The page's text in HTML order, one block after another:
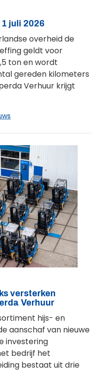
juli 2026
overheid de
geldt voor
ton en wordt
gereden kilometers
Verhuur krijgt
versterken
Verhuur
hijs- en
aanschaf van nieuwe
investering
bedrijf het
bestaat uit drie